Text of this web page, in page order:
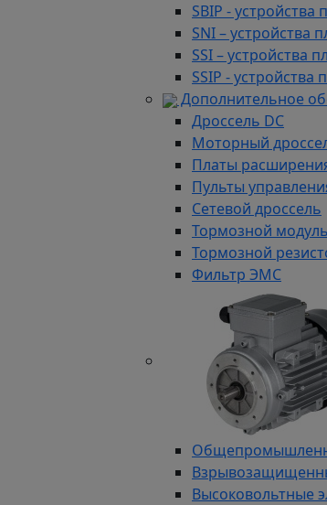
SBIP -
SNI –
SSI – устройства
SSIP -
Дополнительное
Дроссель DC
Моторный
Платы
Пульты
Сетевой дроссель
Тормозной модуль
Тормозной
Фильтр ЭМС
Высоковольтные